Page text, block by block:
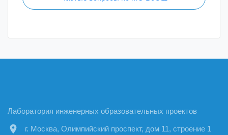
Лаборатория инженерных образовательных проектов
location_on г. Москва, Олимпийский проспект, дом 11, строение 1